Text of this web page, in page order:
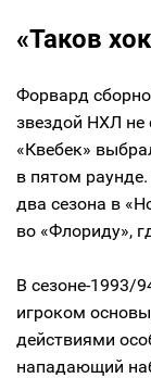
«Таков
Форвард
звездой НХЛ не
«Квебек»
в пятом
два сезона в
во «Флориду»,
В сезоне-1993/
игроком
действиями
нападающий